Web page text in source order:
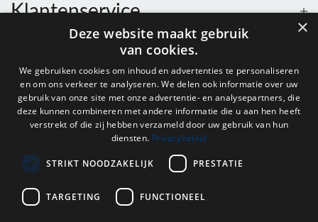
Klantenservice
Openingstijden
Nieuwsbrief
×
Deze website maakt gebruik
van cookies.
We gebruiken cookies om inhoud en advertenties te personaliseren
en om ons verkeer te analyseren. We delen ook informatie over uw
gebruik van onze site met onze advertentie- en analysepartners, die
deze kunnen combineren met andere informatie die u aan hen heeft
verstrekt of die zij hebben verzameld door uw gebruik van hun
diensten. Privacybeleid
STRIKT NOODZAKELIJK PRESTATIE
TARGETING FUNCTIONEEL